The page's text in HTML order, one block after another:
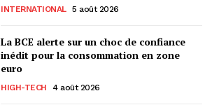
INTERNATIONAL 5 août 2026
La BCE alerte sur un choc de confiance
inédit pour la consommation en zone
euro
HIGH-TECH 4 août 2026